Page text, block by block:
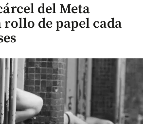
del Meta
de papel cada